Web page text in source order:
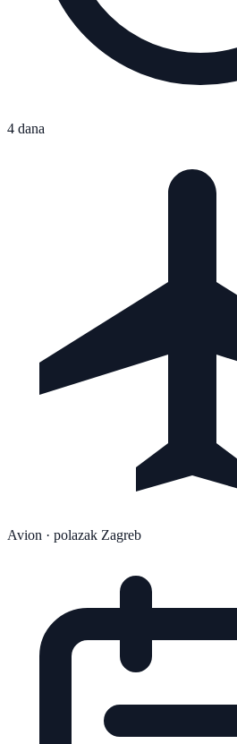
4 dana
Avion · polazak Zagreb